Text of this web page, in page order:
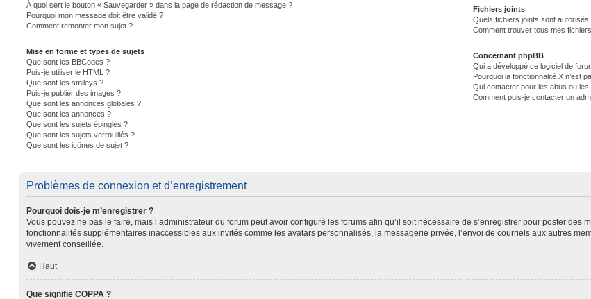
À quoi sert le bouton « Sauvegarder » dans la page de rédaction de message ?
Pourquoi mon message doit être validé ?
Comment remonter mon sujet ?
Mise en forme et types de sujets
Que sont les BBCodes ?
Puis-je utiliser le HTML ?
Que sont les smileys ?
Puis-je publier des images ?
Que sont les annonces globales ?
Que sont les annonces ?
Que sont les sujets épinglés ?
Que sont les sujets verrouillés ?
Que sont les icônes de sujet ?
Fichiers joints
Quels fichiers joints sont
Comment trouver tous mes
Concernant phpBB
Qui a développé ce logiciel de
Pourquoi la fonctionnalité X n’est
Qui contacter pour les abus ou
Comment puis-je contacter un
Problèmes de connexion et d’enregistrement
Pourquoi dois-je m’enregistrer ?
Vous pouvez ne pas le faire, mais l’administrateur du forum peut avoir configuré les forums afin qu’il soit nécessaire de s’enregistrer pour poster des
fonctionnalités supplémentaires inaccessibles aux invités comme les avatars personnalisés, la messagerie privée, l’envoi de courriels aux autres
vivement conseillée.
Haut
Que signifie COPPA ?